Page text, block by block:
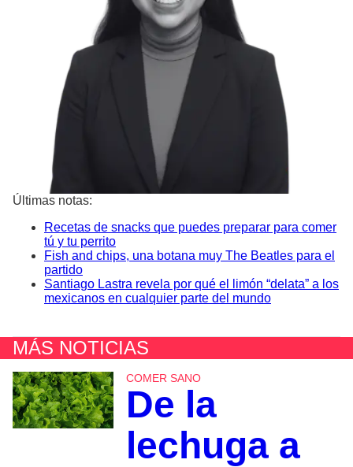
Últimas notas:
Recetas de snacks que puedes preparar para comer
tú y tu perrito
Fish and chips, una botana muy The Beatles para el
partido
Santiago Lastra revela por qué el limón “delata” a los
mexicanos en cualquier parte del mundo
MÁS NOTICIAS
COMER SANO
De la
lechuga a